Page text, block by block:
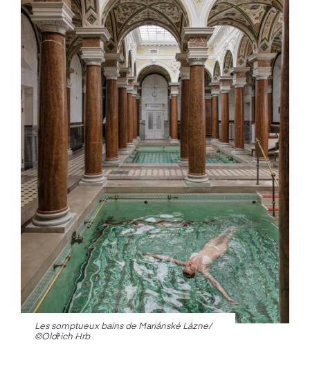
Les somptueux bains de Mariánské Lázne/
©Oldřich Hrb